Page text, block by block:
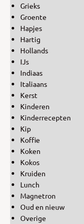
Grieks
Groente
Hapjes
Hartig
Hollands
IJs
Indiaas
Italiaans
Kerst
Kinderen
Kinderrecepten
Kip
Koffie
Koken
Kokos
Kruiden
Lunch
Magnetron
Oud en nieuw
Overige